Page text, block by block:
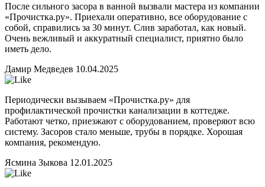
После сильного засора в ванной вызвали мастера из компании
«Прочистка.ру». Приехали оперативно, все оборудование с
собой, справились за 30 минут. Слив заработал, как новый.
Очень вежливый и аккуратный специалист, приятно было
иметь дело.
Дамир Медведев 10.04.2025
Периодически вызываем «Прочистка.ру» для
профилактической прочистки канализации в коттедже.
Работают четко, приезжают с оборудованием, проверяют всю
систему. Засоров стало меньше, трубы в порядке. Хорошая
компания, рекомендую.
Ясмина Зыкова 12.01.2025